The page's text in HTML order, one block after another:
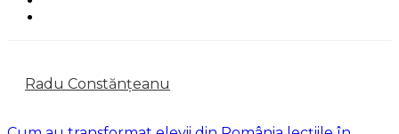
Radu Constănțeanu